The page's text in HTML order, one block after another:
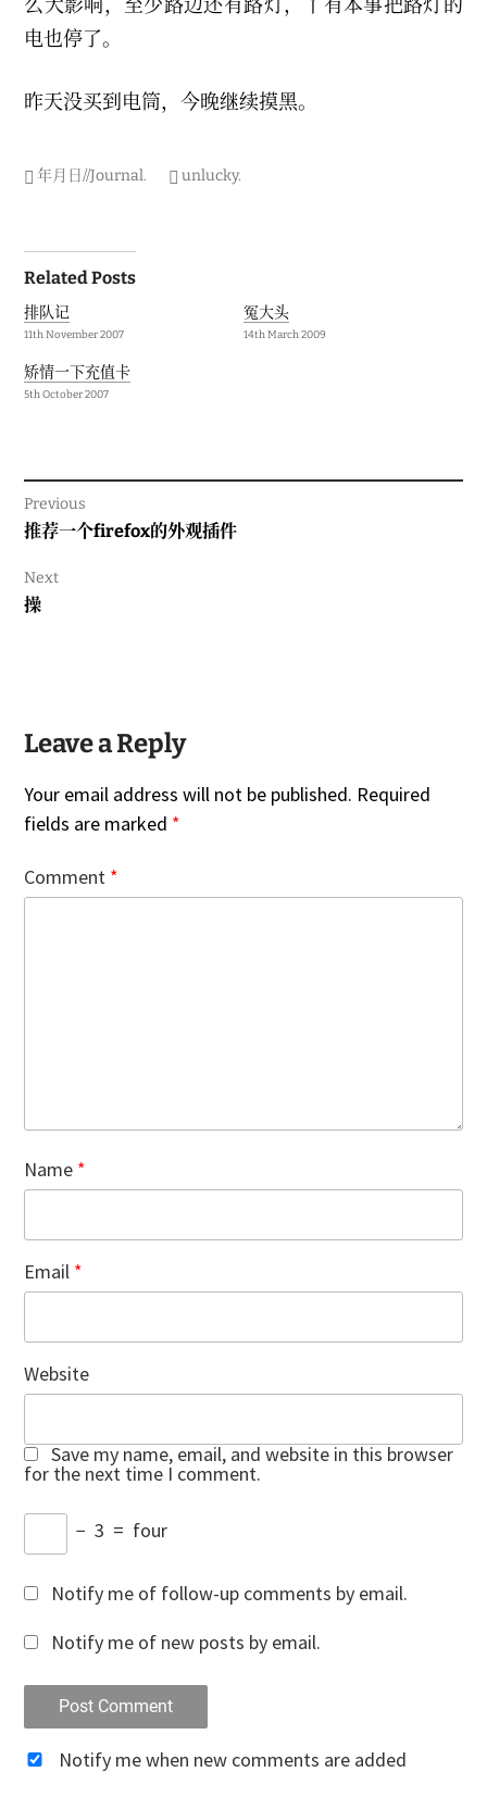
电也停了。
昨天没买到电筒，今晚继续摸黑。
年月日//Journal. unlucky.
Post
navigation
Related Posts
排队记
11th November 2007
冤大头
14th March 2009
矫情一下充值卡
5th October 2007
Previous
Previous
推荐一个firefox的外观插件
Next
Next
操
Leave a Reply
Your email address will not be published. Required
fields are marked *
Comment *
Name *
Email *
Website
Save my name, email, and website in this browser
for the next time I comment.
− 3 = four
Notify me of follow-up comments by email.
Notify me of new posts by email.
Notify me when new comments are added